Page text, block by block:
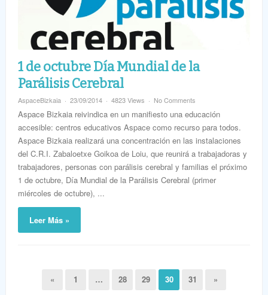
1 de octubre Día Mundial de la
Parálisis Cerebral
AspaceBizkaia 23/09/2014 4823 Views No Comments
Aspace Bizkaia reivindica en un manifiesto una educación
accesible: centros educativos Aspace como recurso para todos.
Aspace Bizkaia realizará una concentración en las instalaciones
del C.R.I. Zabaloetxe Goikoa de Loiu, que reunirá a trabajadoras y
trabajadores, personas con parálisis cerebral y familias el próximo
1 de octubre, Día Mundial de la Parálisis Cerebral (primer
miércoles de octubre), ...
Leer Más »
« 1 … 28 29 30 31 »